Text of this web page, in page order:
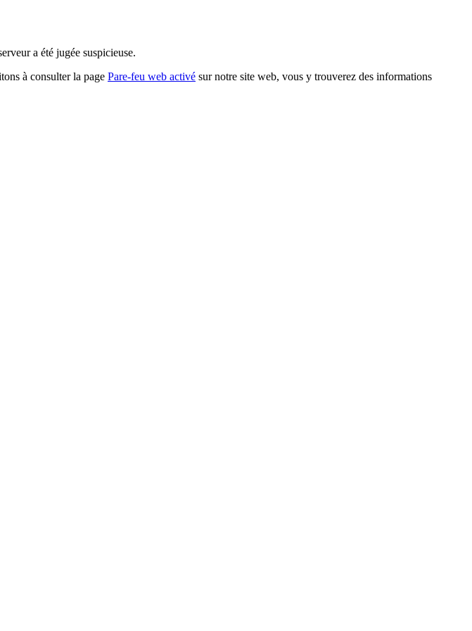
a été jugée suspicieuse.
à consulter la page Pare-feu web activé sur notre site web, vous y trouverez des informations